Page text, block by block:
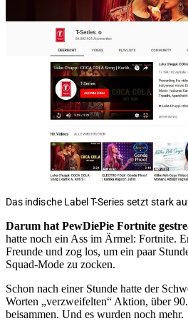
Das indische Label T-Series setzt stark
Darum hat PewDiePie Fortnite
hatte noch ein Ass im Ärmel: Fortnite.
Freunde und zog los, um ein paar
Squad-Mode zu zocken.
Schon nach einer Stunde hatte der
Worten „verzweifelten“ Aktion, über
beisammen. Und es wurden noch mehr.